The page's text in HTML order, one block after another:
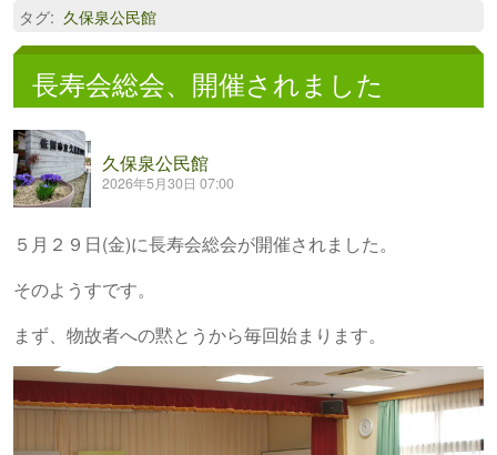
タグ: 久保泉公民館
長寿会総会、開催されました
久保泉公民館
2026年5月30日 07:00
５月２９日(金)に長寿会総会が開催されました。
そのようすです。
まず、物故者への黙とうから毎回始まります。